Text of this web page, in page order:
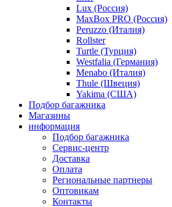
Lux (Россия)
MaxBox PRO (Россия)
Peruzzo (Италия)
Rollster
Turtle (Турция)
Westfalia (Германия)
Menabo (Италия)
Thule (Швеция)
Yakima (США)
Подбор багажника
Магазины
информация
Подбор багажника
Сервис-центр
Доставка
Оплата
Региональные партнеры
Оптовикам
Контакты